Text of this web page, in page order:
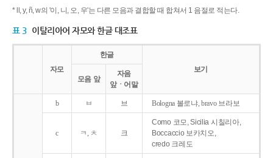
* ll, y, ñ, w의 '이, 니, 오, 우'는 다른 모음과 결합할 때 합쳐서 1 음절로 적는다.
표 3 이탈리아어 자모와 한글 대조표
자모
한글
보기
모음 앞
자음
앞ㆍ어말
b ㅂ 브 Bologna 볼로냐, bravo 브라보
c ㅋ, ㅊ 크
Como 코모, Sicilia 시칠리아,
Boccaccio 보카치오,
credo 크레도